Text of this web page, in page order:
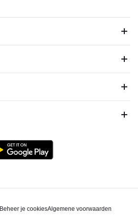
Beheer je cookiesAlgemene voorwaarden